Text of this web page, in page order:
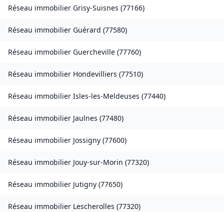
Réseau immobilier Grisy-Suisnes (77166)
Réseau immobilier Guérard (77580)
Réseau immobilier Guercheville (77760)
Réseau immobilier Hondevilliers (77510)
Réseau immobilier Isles-les-Meldeuses (77440)
Réseau immobilier Jaulnes (77480)
Réseau immobilier Jossigny (77600)
Réseau immobilier Jouy-sur-Morin (77320)
Réseau immobilier Jutigny (77650)
Réseau immobilier Lescherolles (77320)